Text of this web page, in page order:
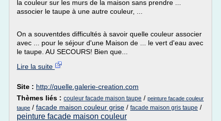
la couleur sur les murs de la maison sans prendre ...
associer le taupe à une autre couleur, ...
On a souventdes difficultés à savoir quelle couleur associer
avec ... pour le séjour d'une Maison de ... le vert d'eau avec
le taupe. AU SECOURS! Bien que...
Lire la suite
Site : http://quelle.galerie-creation.com
Thèmes liés : couleur facade maison taupe / peinture facade couleur
taupe / facade maison couleur grise / facade maison gris taupe /
peinture facade maison couleur